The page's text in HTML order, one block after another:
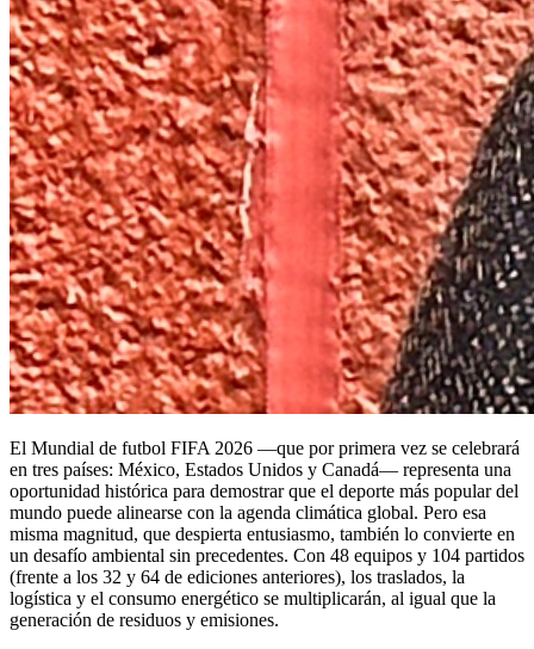
El Mundial de futbol FIFA 2026 —que por primera vez se celebrará
en tres países: México, Estados Unidos y Canadá— representa una
oportunidad histórica para demostrar que el deporte más popular del
mundo puede alinearse con la agenda climática global. Pero esa
misma magnitud, que despierta entusiasmo, también lo convierte en
un desafío ambiental sin precedentes. Con 48 equipos y 104 partidos
(frente a los 32 y 64 de ediciones anteriores), los traslados, la
logística y el consumo energético se multiplicarán, al igual que la
generación de residuos y emisiones.